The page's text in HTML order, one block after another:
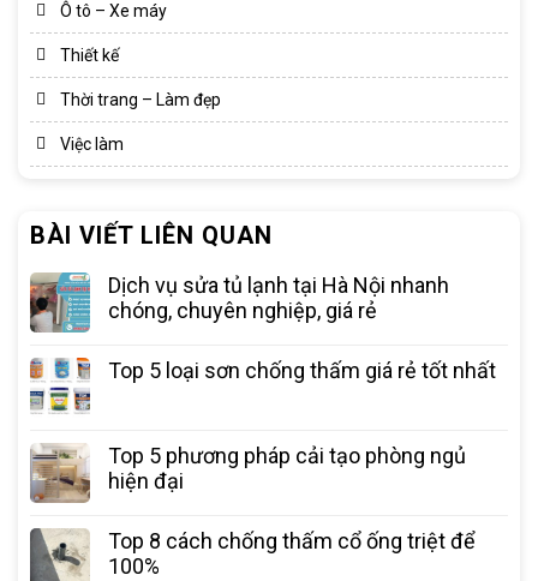
Ô tô – Xe máy
Thiết kế
Thời trang – Làm đẹp
Việc làm
BÀI VIẾT LIÊN QUAN
Dịch vụ sửa tủ lạnh tại Hà Nội nhanh
chóng, chuyên nghiệp, giá rẻ
Top 5 loại sơn chống thấm giá rẻ tốt nhất
Top 5 phương pháp cải tạo phòng ngủ
hiện đại
Top 8 cách chống thấm cổ ống triệt để
100%